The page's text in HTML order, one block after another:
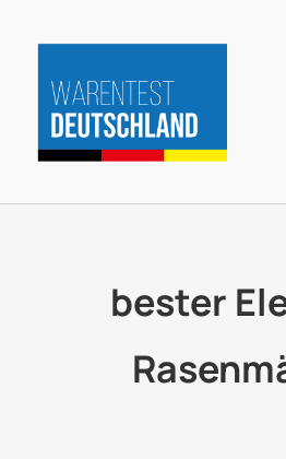
Inhalt
springen
bester